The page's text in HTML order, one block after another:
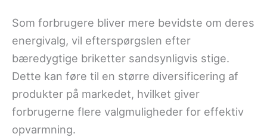
Som forbrugere bliver mere bevidste om deres
energivalg, vil efterspørgslen efter
bæredygtige briketter sandsynligvis stige.
Dette kan føre til en større diversificering af
produkter på markedet, hvilket giver
forbrugerne flere valgmuligheder for effektiv
opvarmning.